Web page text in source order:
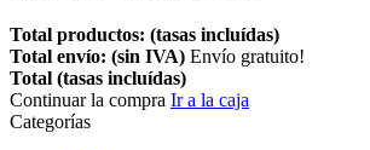
Total productos: (tasas incluídas)
Total envío: (sin IVA) Envío gratuito!
Total (tasas incluídas)
Continuar la compra Ir a la caja
Categorías